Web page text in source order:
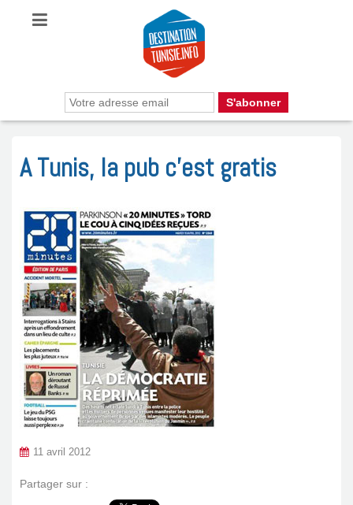
A Tunis, la pub c’est gratis
11 avril 2012
Partager sur :